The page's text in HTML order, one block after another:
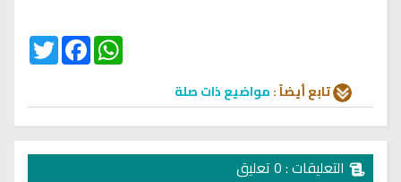
Twitter
FacebookWhatsApp
تابع أيضاً :مواضيع ذات صلة
التعليقات : 0 تعليق